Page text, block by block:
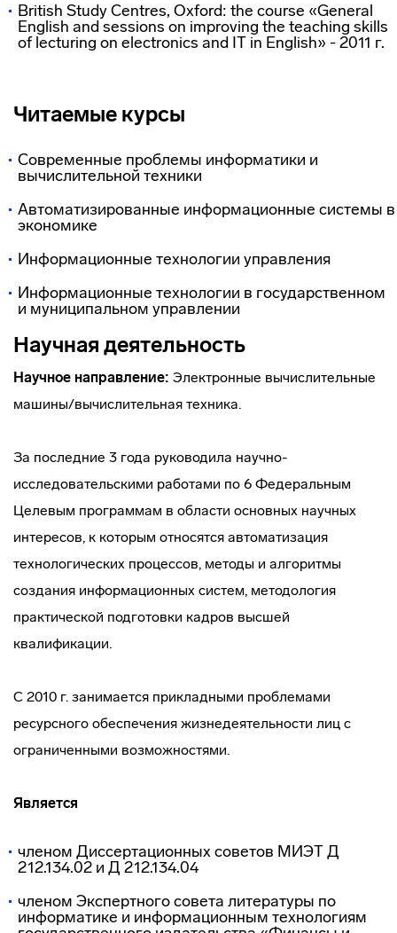
British Study Centres, Oxford: the course «General
English and sessions on improving the teaching skills
of lecturing on electronics and IT in English» - 2011 г.
Читаемые курсы
Современные проблемы информатики и
вычислительной техники
Автоматизированные информационные системы в
экономике
Информационные технологии управления
Информационные технологии в государственном
и муниципальном управлении
Научная деятельность
Научное направление: Электронные вычислительные
машины/вычислительная техника.
За последние 3 года руководила научно-
исследовательскими работами по 6 Федеральным
Целевым программам в области основных научных
интересов, к которым относятся автоматизация
технологических процессов, методы и алгоритмы
создания информационных систем, методология
практической подготовки кадров высшей
квалификации.
С 2010 г. занимается прикладными проблемами
ресурсного обеспечения жизнедеятельности лиц с
ограниченными возможностями.
Является
членом Диссертационных советов МИЭТ Д
212.134.02 и Д 212.134.04
членом Экспертного совета литературы по
информатике и информационным технологиям